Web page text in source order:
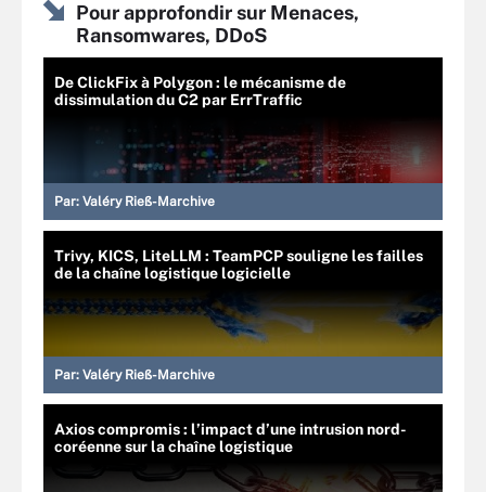
Pour approfondir sur Menaces,
Ransomwares, DDoS
De ClickFix à Polygon : le mécanisme de
dissimulation du C2 par ErrTraffic
Par: Valéry Rieß-Marchive
Trivy, KICS, LiteLLM : TeamPCP souligne les failles
de la chaîne logistique logicielle
Par: Valéry Rieß-Marchive
Axios compromis : l’impact d’une intrusion nord-
coréenne sur la chaîne logistique